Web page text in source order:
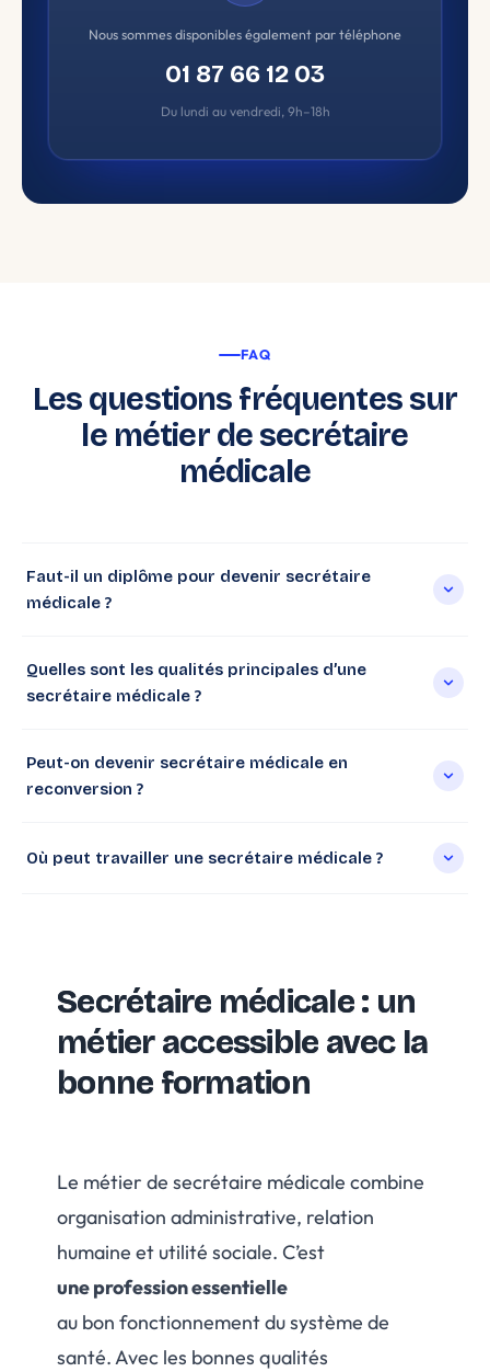
Nous sommes disponibles également par téléphone
01 87 66 12 03
Du lundi au vendredi, 9h–18h
FAQ
Les questions fréquentes sur
le métier de secrétaire
médicale
Faut-il un diplôme pour devenir secrétaire
médicale ?
Quelles sont les qualités principales d’une
secrétaire médicale ?
Peut-on devenir secrétaire médicale en
reconversion ?
Où peut travailler une secrétaire médicale ?
Secrétaire médicale : un
métier accessible avec la
bonne formation
Le métier de secrétaire médicale combine
organisation administrative, relation
humaine et utilité sociale. C’est
une profession essentielle
au bon fonctionnement du système de
santé. Avec les bonnes qualités